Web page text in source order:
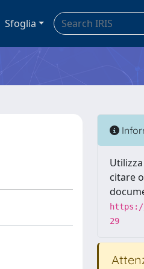
Sfoglia
citare
29